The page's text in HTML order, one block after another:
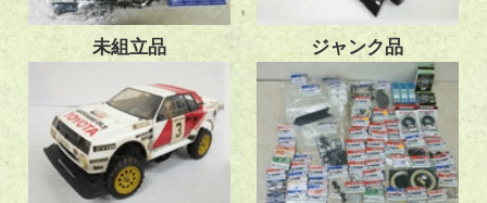
未組立品 ジャンク品